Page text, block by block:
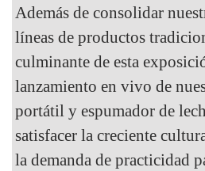
Además de consolidar
líneas de productos
culminante de esta
lanzamiento en vivo de
portátil y espumador de
satisfacer la creciente
la demanda de practicidad